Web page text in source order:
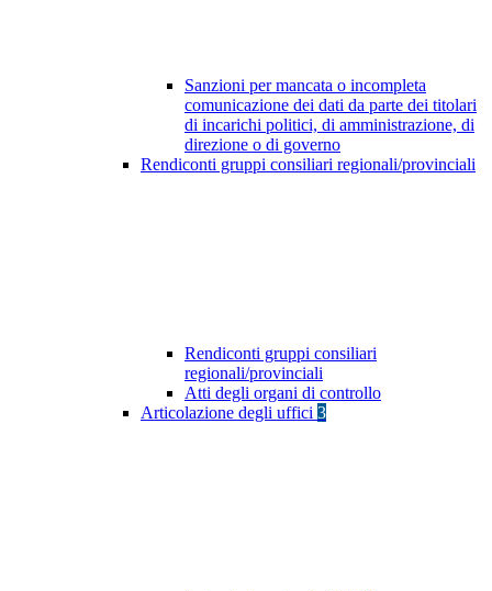
Sanzioni per mancata o incompleta
comunicazione dei dati da parte dei titolari
di incarichi politici, di amministrazione, di
direzione o di governo
Rendiconti gruppi consiliari regionali/provinciali
Rendiconti gruppi consiliari
regionali/provinciali
Atti degli organi di controllo
Articolazione degli uffici 3